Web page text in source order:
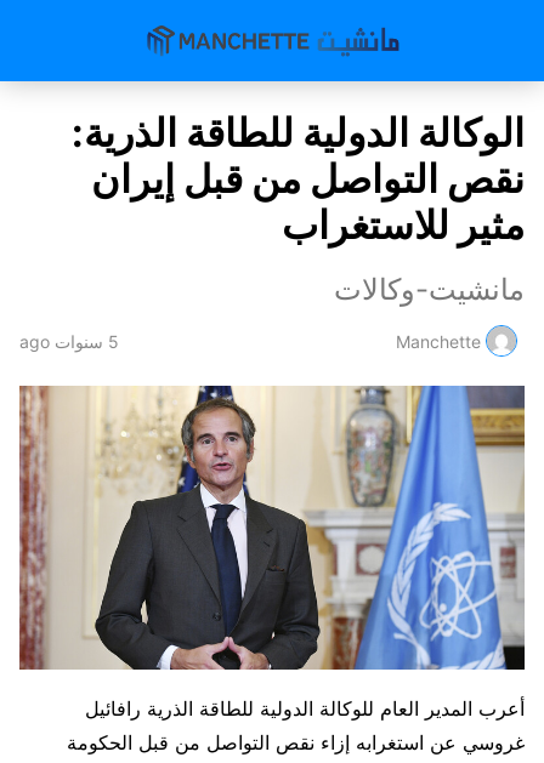
الوكالة الدولية للطاقة الذرية:
نقص التواصل من قبل إيران
مثير للاستغراب
مانشيت-وكالات
Manchette 5 سنوات ago
أعرب المدير العام للوكالة الدولية للطاقة الذرية رافائيل
غروسي عن استغرابه إزاء نقص التواصل من قبل الحكومة